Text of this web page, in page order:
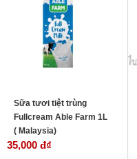
Sữa tươi tiệt trùng
Fullcream Able Farm 1L
( Malaysia)
35,000 đ₫